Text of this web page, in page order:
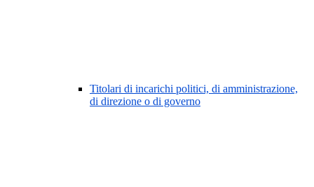
Titolari di incarichi politici, di amministrazione,
di direzione o di governo